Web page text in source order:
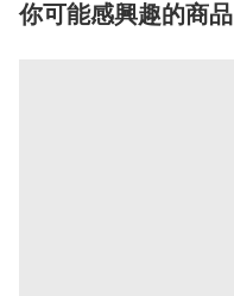
你可能感興趣的商品